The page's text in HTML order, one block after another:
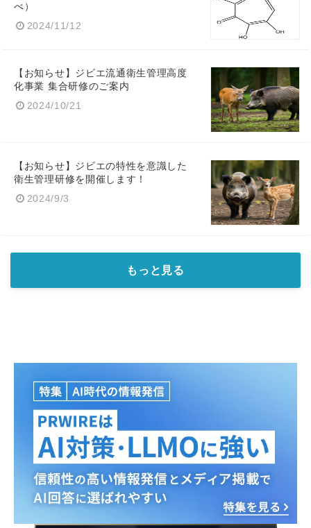
べ）
2024/11/12
【お知らせ】ジビエ流通衛生管理高度
化事業 集合研修のご案内
2024/10/21
【お知らせ】ジビエの特性を意識した
衛生管理研修を開催します！
2024/9/3
もっと見る